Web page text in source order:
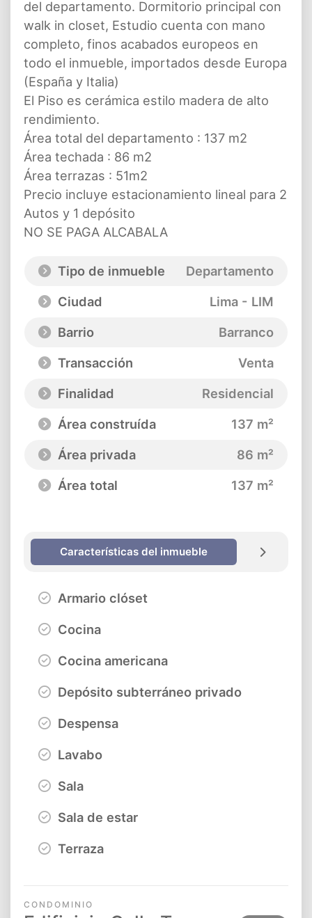
del departamento. Dormitorio principal con
walk in closet, Estudio cuenta con mano
completo, finos acabados europeos en
todo el inmueble, importados desde Europa
(España y Italia)
El Piso es cerámica estilo madera de alto
rendimiento.
Área total del departamento : 137 m2
Área techada : 86 m2
Área terrazas : 51m2
Precio incluye estacionamiento lineal para 2
Autos y 1 depósito
NO SE PAGA ALCABALA
Tipo de inmueble
Departamento
Ciudad
Lima - LIM
Barrio
Barranco
Transacción
Venta
Finalidad
Residencial
Área construída
137 m²
Área privada
86 m²
Área total
137 m²
Características del inmueble
Armario clóset
Cocina
Cocina americana
Depósito subterráneo privado
Despensa
Lavabo
Sala
Sala de estar
Terraza
CONDOMINIO